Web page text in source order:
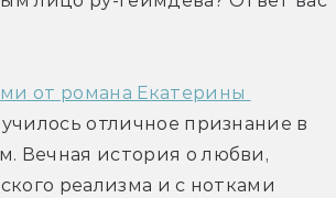
от романа Екатерины
отличное признание в
Вечная история о любви,
реализма и с нотками